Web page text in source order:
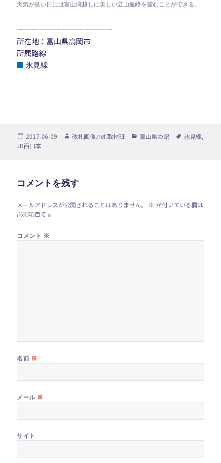
天気が良い日には富山湾越しに美しい立山連峰を望むことができる。
—————————————
所在地：富山県高岡市
所属路線
■ 氷見線
投
稿
2017-06-09
作
改札画像.net 取材班
カ
富山県の駅
タ
氷見線,
JR西日本
コメントを残す
メールアドレスが公開されることはありません。 ※ が付いている欄は
必須項目です
コメント ※
名前 ※
メール ※
サイト